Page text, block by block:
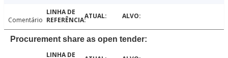
Comentário
Procurement share as open tender: